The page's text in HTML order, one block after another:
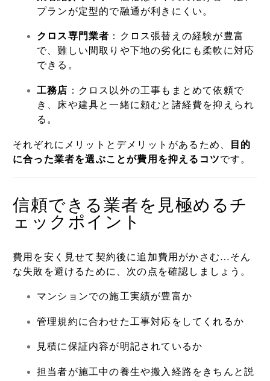
プランが定型的で融通が利きにくい。
クロス専門業者 ：クロス張替えの経験が豊富
で、難しい間取りや下地の劣化にも柔軟に対応
できる。
工務店 ：クロス以外の工事もまとめて依頼で
き、床や建具と一緒に頼むと諸経費を抑えられ
る。
それぞれにメリットとデメリットがあるため、
目的
に合った業者を選ぶことが費用を抑えるコツです。
信頼できる業者を見極めるチ
ェックポイント
費用を安く見せて契約後に追加費用がかさむ…そん
な失敗を避けるために、次の点を確認しましょう。
マンションでの施工実績が豊富か
管理規約に合わせた工事対応をしてくれるか
見積に保証内容が明記されているか
担当者が施工中の養生や搬入経路をきちんと説